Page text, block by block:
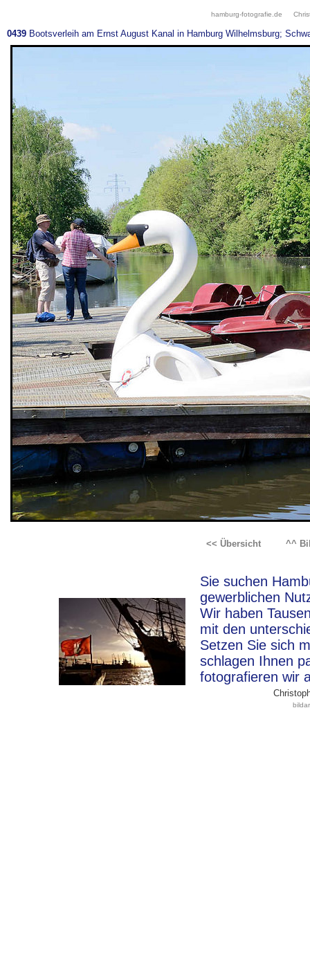
hamburg-fotografie.de
0439 Bootsverleih am Ernst August Kanal in Hamburg Wilhelmsburg;
<< Übersicht^^
Sie suchen
gewerblichen
Wir haben
mit den
Setzen Sie sich
schlagen Ihnen
fotografieren wir